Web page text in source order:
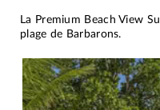
La Premium Beach View
plage de Barbarons.